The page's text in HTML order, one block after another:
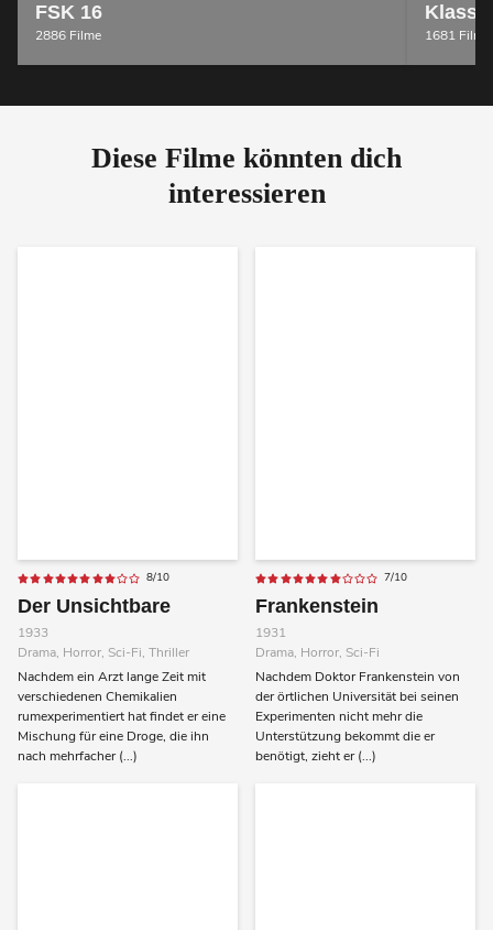
FSK 16
2886 Filme 1681 Filme
Diese Filme könnten dich
interessieren
8/10
Der Unsichtbare
1933
Drama, Horror, Sci-Fi, Thriller
Nachdem ein Arzt lange Zeit mit
verschiedenen Chemikalien
rumexperimentiert hat findet er eine
Mischung für eine Droge, die ihn
nach mehrfacher (...)
7/10
Frankenstein
1931
Drama, Horror, Sci-Fi
Nachdem Doktor Frankenstein von
der örtlichen Universität bei seinen
Experimenten nicht mehr die
Unterstützung bekommt die er
benötigt, zieht er (...)